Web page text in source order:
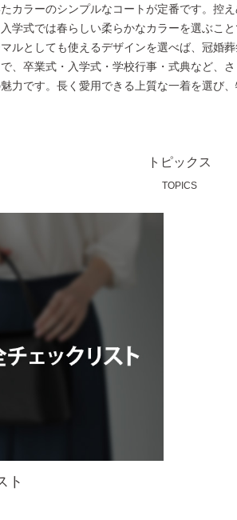
カラーのシンプルなコートが定番です。控
学式では春らしい柔らかなカラーを選ぶこ
ルとしても使えるデザインを選べば、冠婚葬
、卒業式・入学式・学校行事・式典など、
力です。長く愛用できる上質な一着を選び
トピックス
TOPICS
ト